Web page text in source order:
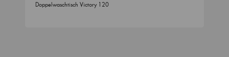
Doppelwaschtisch Victory 120